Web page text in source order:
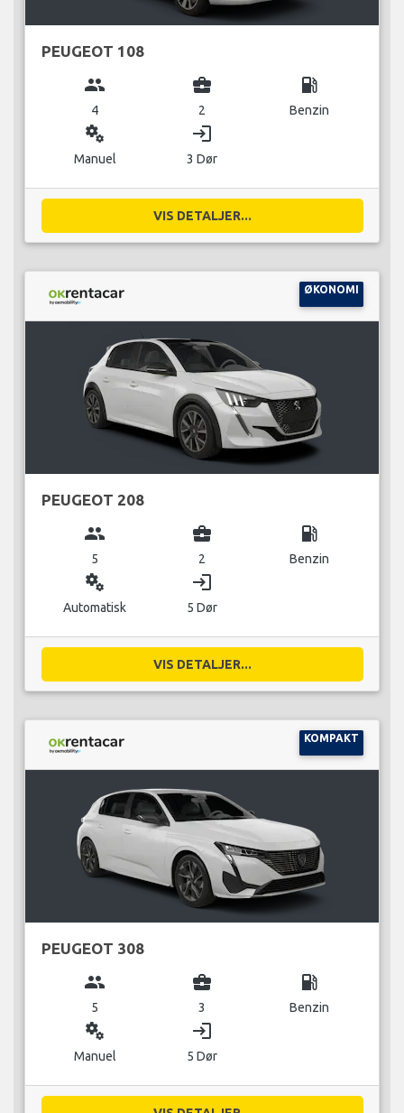
PEUGEOT 108
group
4
business_center
2
local_gas_station
Benzin
miscellaneous_services
Manuel
login
3 Dør
VIS DETALJER...
ØKONOMI
PEUGEOT 208
group
5
business_center
2
local_gas_station
Benzin
miscellaneous_services
Automatisk
login
5 Dør
VIS DETALJER...
KOMPAKT
PEUGEOT 308
group
5
business_center
3
local_gas_station
Benzin
miscellaneous_services
Manuel
login
5 Dør